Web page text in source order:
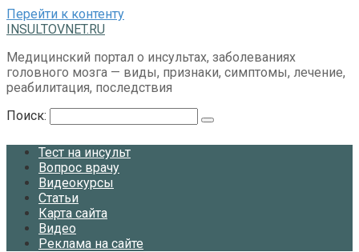
Перейти к контенту
INSULTOVNET.RU
Медицинский портал о инсультах, заболеваниях
головного мозга — виды, признаки, симптомы, лечение,
реабилитация, последствия
Поиск:
Тест на инсульт
Вопрос врачу
Видеокурсы
Статьи
Карта сайта
Видео
Реклама на сайте